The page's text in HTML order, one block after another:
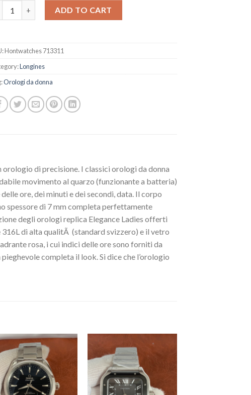
ADD TO CART
Hontwatches 713311
Longines
Orologi da donna
orologio di precisione. I classici orologi da donna
movimento al quarzo (funzionante a batteria)
ore, dei minuti e dei secondi, data. Il corpo
spessore di 7 mm completa perfettamente
degli orologi replica Elegance Ladies offerti
di alta qualitÃ (standard svizzero) e il vetro
rosa, i cui indici delle ore sono forniti da
completa il look. Si dice che l’orologio